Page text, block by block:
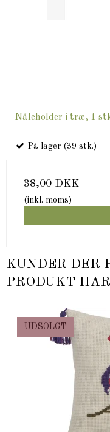
Nåleholder i træ, 1
På lager (39 stk.)
38,00 DKK
(inkl. moms)
KUNDER DER
PRODUKT
UDSOLGT